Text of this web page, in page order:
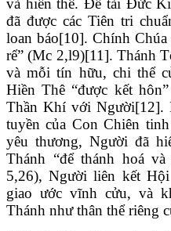
và hiền thê. Đề tài Đức
đã được các Tiên tri
loan báo[10]. Chính
rể” (Mc 2,l9)[11]. Thánh
và mỗi tín hữu, chi thể
Hiền Thê “được kết
Thần Khí với Người[12].
tuyền của Con Chiên
yêu thương, Người đã
Thánh “để thánh hoá
5,26), Người liên kết
giao ước vĩnh cửu, và
Thánh như thân thể riêng